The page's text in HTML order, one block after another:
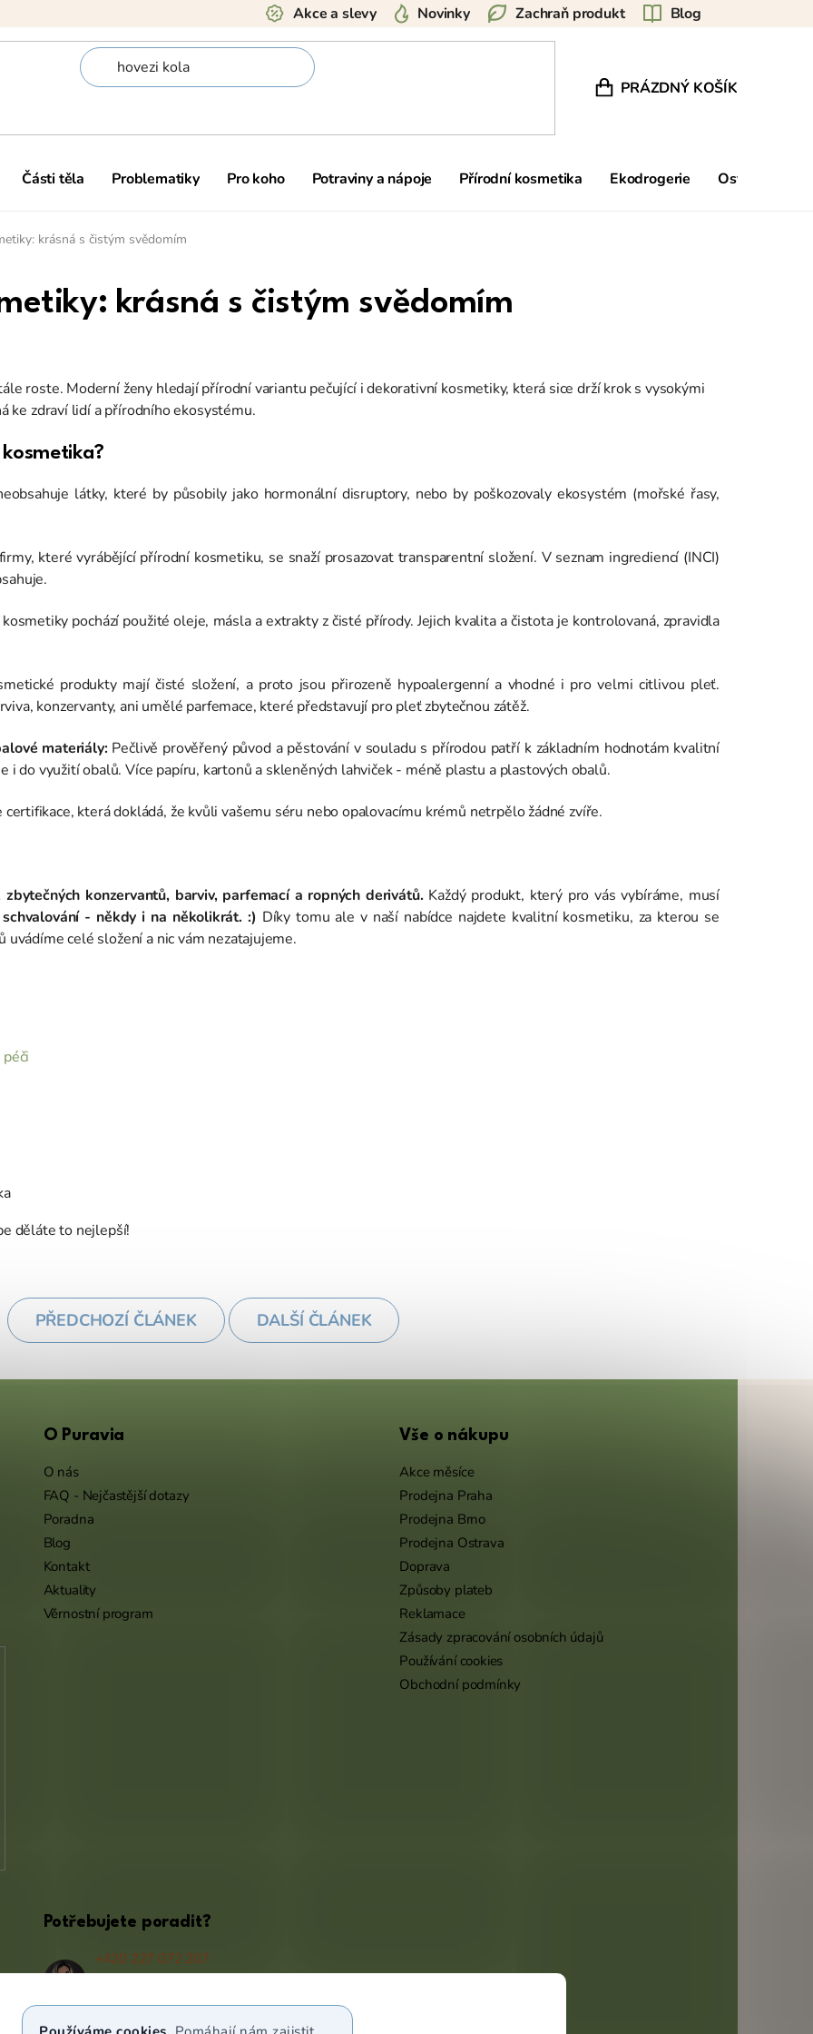
Blog
Zachraň produkt
Novinky
Akce a slevy
NÁKUPNÍ KOŠÍK
PRÁZDNÝ KOŠÍK
Části těla Problematiky Pro koho Potraviny a nápoje Přírodní kosmetika Ekodrogerie Ostatní
krásná s čistým svědomím
krásná s čistým svědomím
roste. Moderní ženy hledají přírodní variantu pečující i dekorativní kosmetiky, která sice drží krok s vysokými
ke zdraví lidí a přírodního ekosystému.
látky, které by působily jako hormonální disruptory, nebo by poškozovaly ekosystém (mořské řasy,
které vyrábějící přírodní kosmetiku, se snaží prosazovat transparentní složení. V seznam ingrediencí (INCI)
pochází použité oleje, másla a extrakty z čisté přírody. Jejich kvalita a čistota je kontrolovaná, zpravidla
produkty mají čisté složení, a proto jsou přirozeně hypoalergenní a vhodné i pro velmi citlivou pleť.
konzervanty, ani umělé parfemace, které představují pro pleť zbytečnou zátěž.
materiály:Pečlivě prověřený původ a pěstování v souladu s přírodou patří k základním hodnotám kvalitní
do využití obalů. Více papíru, kartonů a skleněných lahviček - méně plastu a plastových obalů.
která dokládá, že kvůli vašemu séru nebo opalovacímu krémů netrpělo žádné zvíře.
konzervantů, barviv, parfemací a ropných derivátů. Každý produkt, který pro vás vybíráme, musí
- někdy i na několikrát. :) Díky tomu ale v naší nabídce najdete kvalitní kosmetiku, za kterou se
celé složení a nic vám nezatajujeme.
děláte to nejlepší!
PŘEDCHOZÍ ČLÁNEK DALŠÍ ČLÁNEK
O Puravia
O nás
FAQ - Nejčastější dotazy
Poradna
Blog
Kontakt
Aktuality
Věrnostní program
Vše o nákupu
Akce měsíce
Prodejna Praha
Prodejna Brno
Prodejna Ostrava
Doprava
Způsoby plateb
Reklamace
Zásady zpracování osobních údajů
Používání cookies
Obchodní podmínky
Potřebujete poradit?
+420 227 072 207
info@puravia.cz